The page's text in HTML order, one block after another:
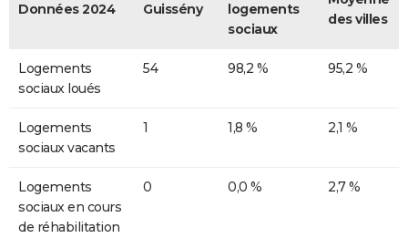
Données 2024 Guissény
logements
sociaux
des villes
Logements
sociaux loués
54 98,2 % 95,2 %
Logements
sociaux vacants
1 1,8 % 2,1 %
Logements
sociaux en cours
de réhabilitation
0 0,0 % 2,7 %